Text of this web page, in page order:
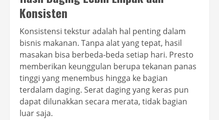
Konsisten
Konsistensi tekstur adalah hal penting dalam
bisnis makanan. Tanpa alat yang tepat, hasil
masakan bisa berbeda-beda setiap hari. Presto
memberikan keunggulan berupa tekanan panas
tinggi yang menembus hingga ke bagian
terdalam daging. Serat daging yang keras pun
dapat dilunakkan secara merata, tidak bagian
luar saja.